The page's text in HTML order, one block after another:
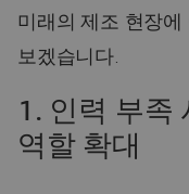
미래의 제조 현장에
보겠습니다.
1. 인력 부족
역할 확대